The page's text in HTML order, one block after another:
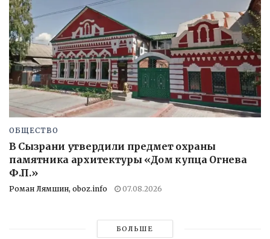
ОБЩЕСТВО
В Сызрани утвердили предмет охраны
памятника архитектуры «Дом купца Огнева
Ф.П.»
Роман Лямшин, oboz.info 07.08.2026
БОЛЬШЕ